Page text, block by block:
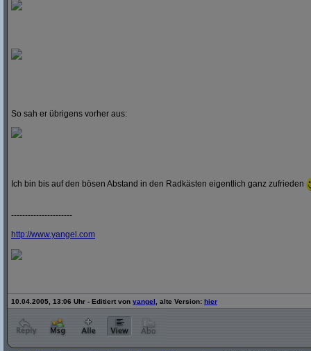
So sah er übrigens vorher aus:
Ich bin bis auf den bösen Abstand in den Radkästen eigentlich ganz zufrieden
----------------------
http://www.yangel.com
10.04.2005, 13:06 Uhr - Editiert von yangel , alte Version: hier